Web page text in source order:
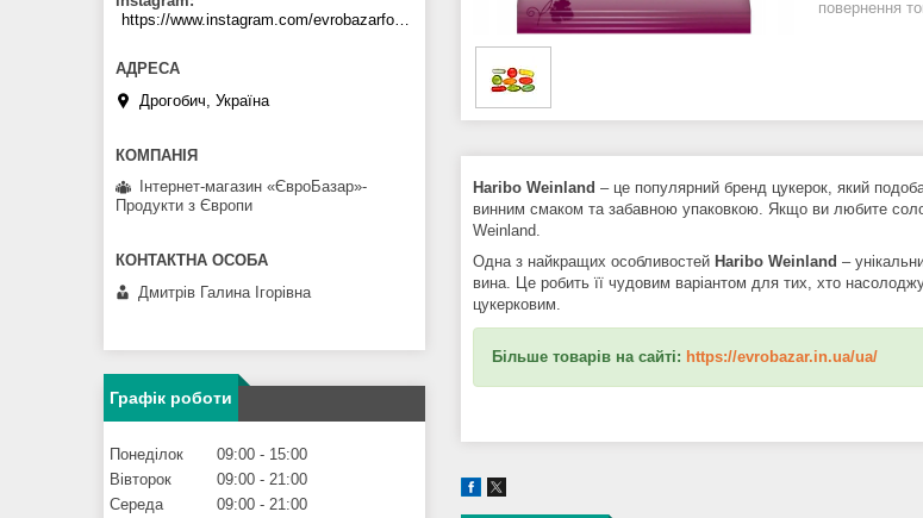
повернення
Haribo Weinland – це популярний бренд цукерок, який
винним смаком та забавною упаковкою. Якщо ви любите
Weinland.
Одна з найкращих особливостей Haribo Weinland –
вина. Це робить її чудовим варіантом для тих, хто
цукерковим.
Більше товарів на сайті: https://evrobazar.in.ua/ua/
https://www.instagram.com/evrobazarfood/
Дрогобич, Україна
Інтернет-магазин «ЄвроБазар»-
Продукти з Європи
Дмитрів Галина Ігорівна
Графік роботи
Понеділок 09:00
15:00
Вівторок
09:00
21:00
Середа
09:00
21:00